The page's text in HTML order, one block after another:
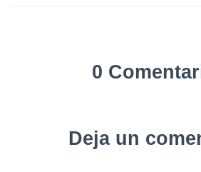
0
Deja un